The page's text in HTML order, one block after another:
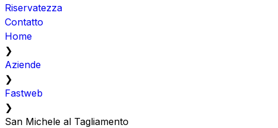
Riservatezza
Contatto
Home
❯
Aziende
❯
Fastweb
❯
San Michele al Tagliamento